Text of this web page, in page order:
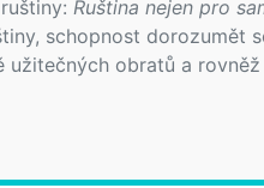
Ruština nejen pro
schopnost dorozumět
obratů a